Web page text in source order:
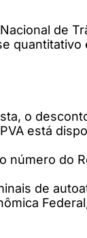
de
o
está
do
de